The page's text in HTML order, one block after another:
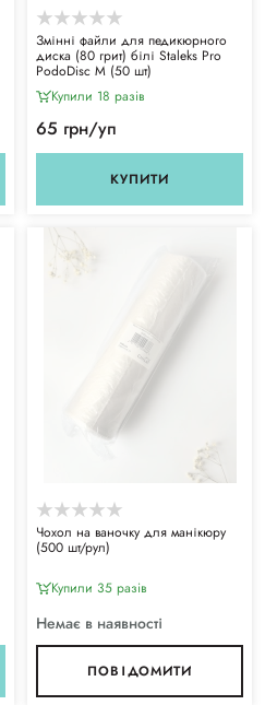
Змінні файли для педикюрного
диска (80 грит) білі Staleks Pro
PodoDisc M (50 шт)
Купили 18 разiв
65 грн/уп
КУПИТИ
Чохол на ваночку для манікюру
(500 шт/рул)
Купили 35 разiв
Немає в наявності
ПОВІДОМИТИ